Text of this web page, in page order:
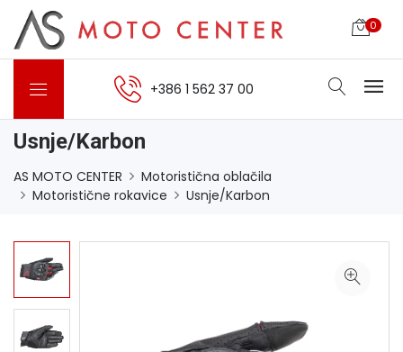
0
+386 1 562 37 00
Usnje/Karbon
AS MOTO CENTER
Motoristična oblačila
Motoristične rokavice
Usnje/Karbon